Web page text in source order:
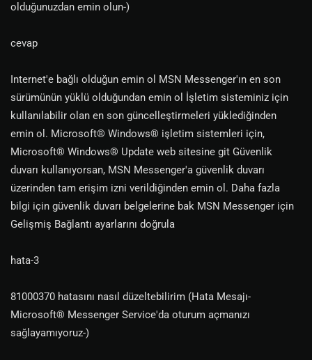
olduğunuzdan emin olun-)
cevap
Internet'e bağlı olduğun emin ol MSN Messenger'ın en son
sürümünün yüklü olduğundan emin ol İşletim sisteminiz için
kullanılabilir olan en son güncelleştirmeleri yüklediğinden
emin ol. Microsoft® Windows® işletim sistemleri için,
Microsoft® Windows® Update web sitesine git Güvenlik
duvarı kullanıyorsan, MSN Messenger'a güvenlik duvarı
üzerinden tam erişim izni verildiğinden emin ol. Daha fazla
bilgi için güvenlik duvarı belgelerine bak MSN Messenger için
Gelişmiş Bağlantı ayarlarını doğrula
hata-3
81000370 hatasını nasıl düzeltebilirim (Hata Mesajı-
Microsoft® Messenger Service'da oturum açmanızı
sağlayamıyoruz-)